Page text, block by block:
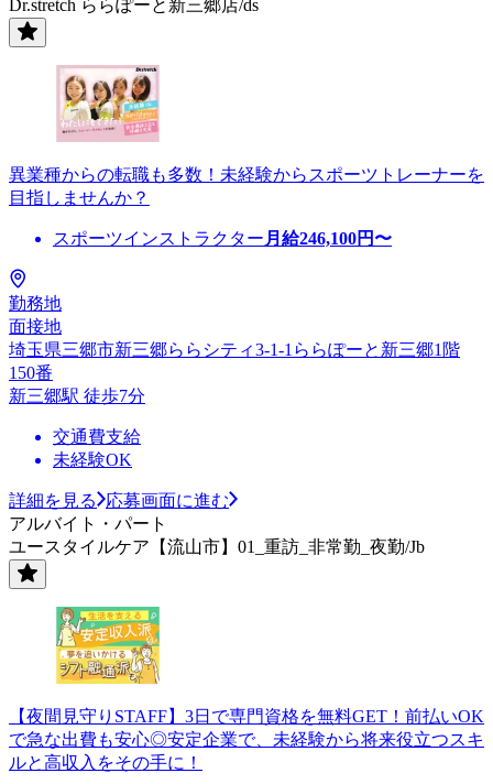
Dr.stretch ららぽーと新三郷店/ds
異業種からの転職も多数！未経験からスポーツトレーナーを
目指しませんか？
スポーツインストラクター 月給246,100円〜
勤務地
面接地
埼玉県三郷市新三郷ららシティ3-1-1ららぽーと新三郷1階
150番
新三郷駅 徒歩7分
交通費支給
未経験OK
詳細を見る
応募画面に進む
アルバイト・パート
ユースタイルケア【流山市】01_重訪_非常勤_夜勤/Jb
【夜間見守りSTAFF】3日で専門資格を無料GET！前払いOK
で急な出費も安心◎安定企業で、未経験から将来役立つスキ
ルと高収入をその手に！